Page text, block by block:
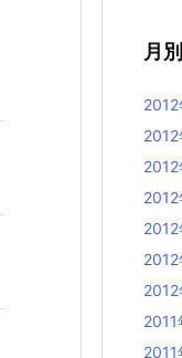
月
2012
2012
2012
2012
2012
2012
2012
2011
2011